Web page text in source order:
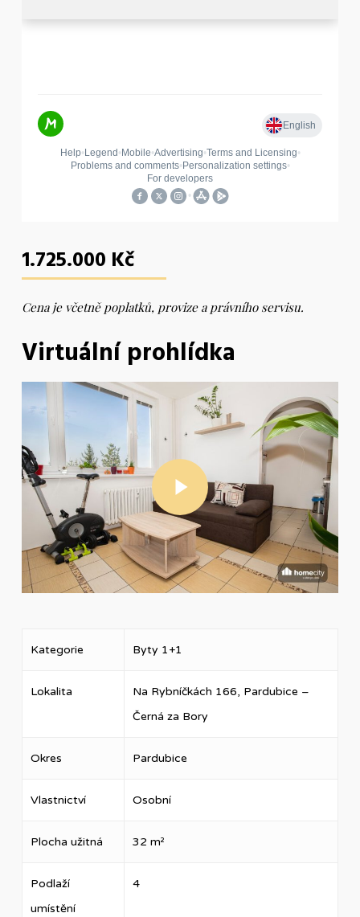
1.725.000 Kč
Cena je včetně poplatků, provize a právního servisu.
Virtuální prohlídka
Play Video
Kategorie Byty 1+1
Lokalita
Na Rybníčkách 166, Pardubice –
Černá za Bory
Okres Pardubice
Vlastnictví Osobní
Plocha užitná 32 m²
Podlaží
umístění
4